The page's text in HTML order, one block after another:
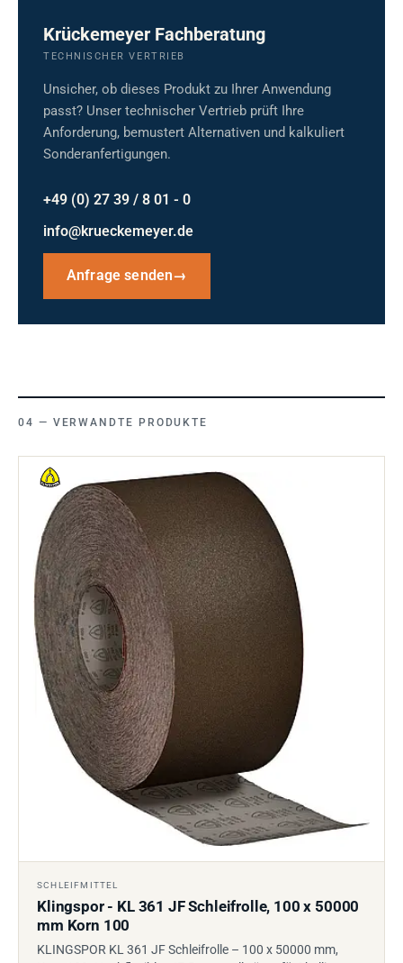
Krückemeyer Fachberatung
TECHNISCHER VERTRIEB
Unsicher, ob dieses Produkt zu Ihrer Anwendung
passt? Unser technischer Vertrieb prüft Ihre
Anforderung, bemustert Alternativen und kalkuliert
Sonderanfertigungen.
+49 (0) 27 39 / 8 01 - 0
info@krueckemeyer.de
Anfrage senden→
VERWANDTE PRODUKTE
SCHLEIFMITTEL
Klingspor - KL 361 JF Schleifrolle, 100 x 50000
mm Korn 100
KLINGSPOR KL 361 JF Schleifrolle – 100 x 50000 mm,